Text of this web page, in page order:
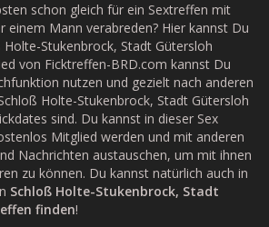
schon gleich für ein Sextreffen mit
einem Mann verabreden? Hier kannst Du
Holte-Stukenbrock, Stadt Gütersloh
von Ficktreffen-BRD.com kannst Du
nutzen und gezielt nach anderen
Holte-Stukenbrock, Stadt Gütersloh
sind. Du kannst in dieser Sex
Mitglied werden und mit anderen
Nachrichten austauschen, um mit ihnen
zu können. Du kannst natürlich auch in
Schloß Holte-Stukenbrock, Stadt
finden!